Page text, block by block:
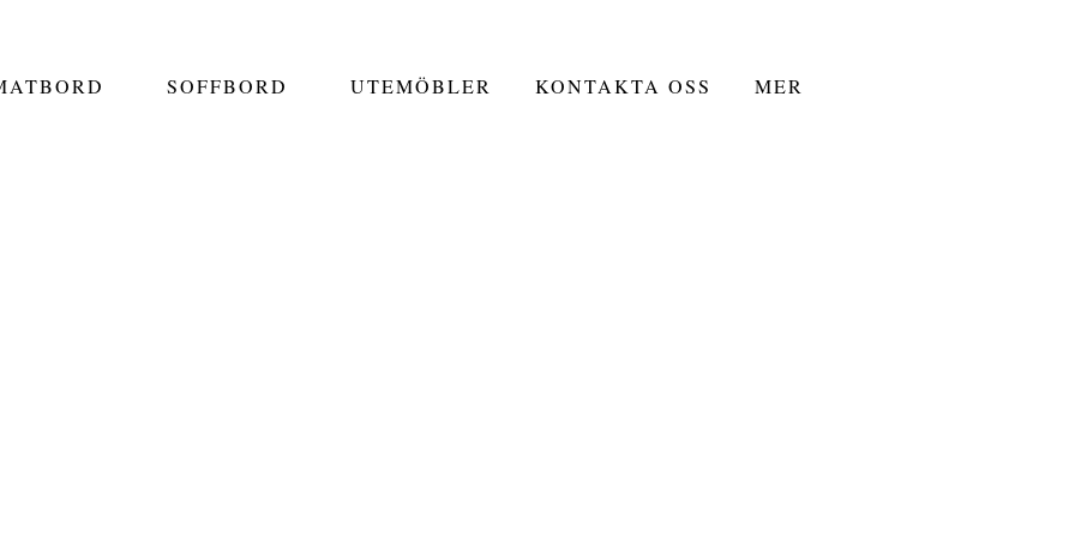
SOFFBORD UTEMÖBLER KONTAKTA OSS MER